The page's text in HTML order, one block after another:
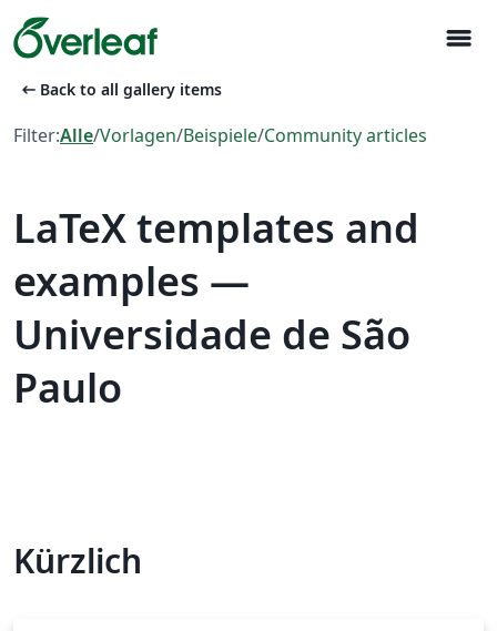
menu
arrow_left_alt Back to all gallery items
Filter:Alle/Vorlagen/Beispiele/Community articles
LaTeX templates and
examples —
Universidade de São
Paulo
Kürzlich